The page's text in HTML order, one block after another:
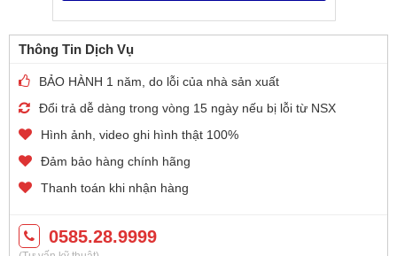
Thông Tin Dịch Vụ
BẢO HÀNH 1 năm, do lỗi của nhà sản xuất
Đổi trả dễ dàng trong vòng 15 ngày nếu bị lỗi từ NSX
Hình ảnh, video ghi hình thật 100%
Đảm bảo hàng chính hãng
Thanh toán khi nhận hàng
0585.28.9999